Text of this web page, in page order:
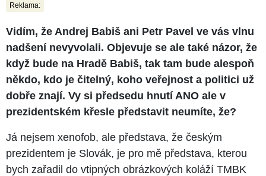
Reklama:
Vidím, že Andrej Babiš ani Petr Pavel ve vás vlnu
nadšení nevyvolali. Objevuje se ale také názor, že
když bude na Hradě Babiš, tak tam bude alespoň
někdo, kdo je čitelný, koho veřejnost a politici už
dobře znají. Vy si předsedu hnutí ANO ale v
prezidentském křesle představit neumíte, že?
Já nejsem xenofob, ale představa, že českým
prezidentem je Slovák, je pro mě představa, kterou
bych zařadil do vtipných obrázkových koláží TMBK